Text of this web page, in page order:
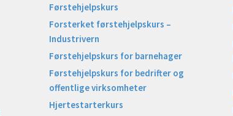
Førstehjelpskurs
Forsterket førstehjelpskurs –
Industrivern
Førstehjelpskurs for barnehager
Førstehjelpskurs for bedrifter og
offentlige virksomheter
Hjertestarterkurs